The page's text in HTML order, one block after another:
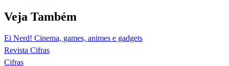
Veja Também
Ei Nerd! Cinema, games, animes e gadgets
Revista Cifras
Cifras